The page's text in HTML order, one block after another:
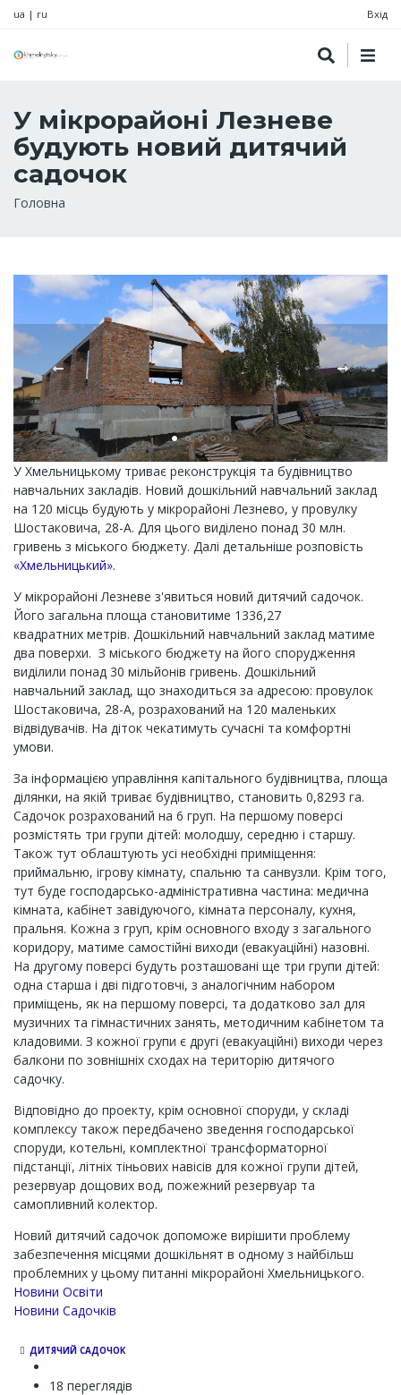
ua | ru Вхід
У мікрорайоні Лезневе
будують новий дитячий
садочок
Рядок
Головна
У Хмельницькому триває реконструкція та будівництво
навчальних закладів. Новий дошкільний навчальний заклад
на 120 місць будують у мікрорайоні Лезнево, у провулку
Шостаковича, 28-А. Для цього виділено понад 30 млн.
гривень з міського бюджету. Далі детальніше розповість
«Хмельницький».
У мікрорайоні Лезневе з'явиться новий дитячий садочок.
Його загальна площа становитиме 1336,27
квадратних метрів. Дошкільний навчальний заклад матиме
два поверхи. З міського бюджету на його спорудження
виділили понад 30 мільйонів гривень. Дошкільний
навчальний заклад, що знаходиться за адресою: провулок
Шостаковича, 28-А, розрахований на 120 маленьких
відвідувачів. На діток чекатимуть сучасні та комфортні
умови.
За інформацією управління капітального будівництва, площа
ділянки, на якій триває будівництво, становить 0,8293 га.
Садочок розрахований на 6 груп. На першому поверсі
розмістять три групи дітей: молодшу, середню і старшу.
Також тут облаштують усі необхідні приміщення:
приймальню, ігрову кімнату, спальню та санвузли. Крім того,
тут буде господарсько-адміністративна частина: медична
кімната, кабінет завідуючого, кімната персоналу, кухня,
пральня. Кожна з груп, крім основного входу з загального
коридору, матиме самостійні виходи (евакуаційні) назовні.
На другому поверсі будуть розташовані ще три групи дітей:
одна старша і дві підготовчі, з аналогічним набором
приміщень, як на першому поверсі, та додатково зал для
музичних та гімнастичних занять, методичним кабінетом та
кладовими. З кожної групи є другі (евакуаційні) виходи через
балкони по зовнішніх сходах на територію дитячого
садочку.
Відповідно до проекту, крім основної споруди, у складі
комплексу також передбачено зведення господарської
споруди, котельні, комплектної трансформаторної
підстанції, літніх тіньових навісів для кожної групи дітей,
резервуар дощових вод, пожежний резервуар та
самопливний колектор.
Новий дитячий садочок допоможе вирішити проблему
забезпечення місцями дошкільнят в одному з найбільш
проблемних у цьому питанні мікрорайоні Хмельницького.
Новини Освіти
Новини Садочків
ДИТЯЧИЙ САДОЧОК
18 переглядів